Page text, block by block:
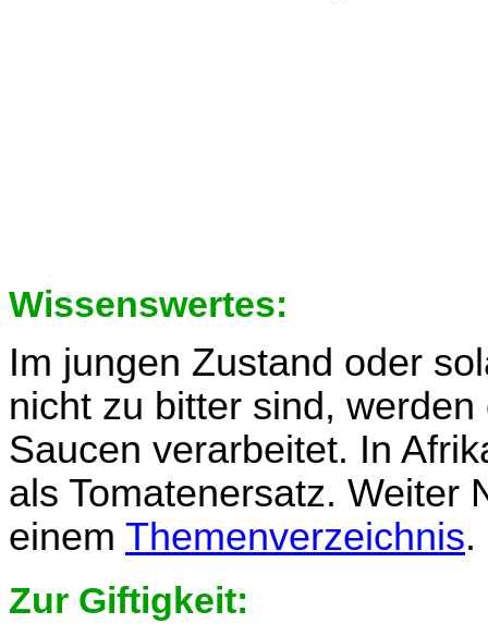
Wissenswertes:
Im jungen Zustand oder
nicht zu bitter sind,
Saucen verarbeitet. In
als Tomatenersatz. Weiter
einem Themenverzeichnis.
Zur Giftigkeit: